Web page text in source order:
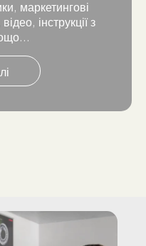
маркетингові
інструкції з